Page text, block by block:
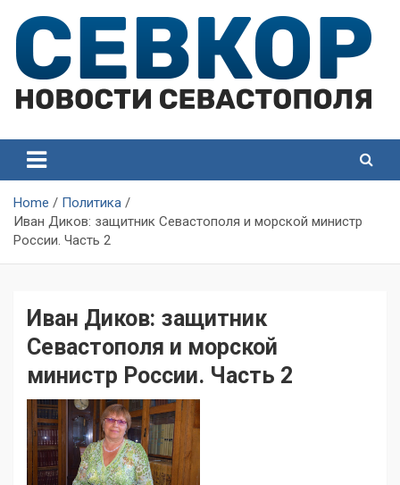
content
Севастополя
Севастополя
Home
Политика
Иван Диков: защитник Севастополя и морской министр
России. Часть 2
Иван Диков: защитник
Севастополя и морской
министр России. Часть 2